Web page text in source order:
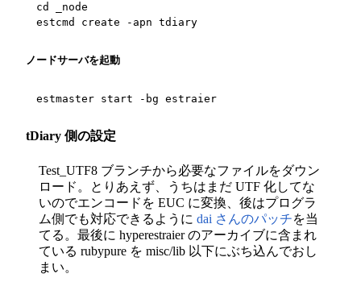
cd _node
estcmd create -apn tdiary
ノードサーバを起動
estmaster start -bg estraier
tDiary 側の設定
Test_UTF8 ブランチから必要なファイルをダウン
ロード。とりあえず、うちはまだ UTF 化してな
いのでエンコードを EUC に変換、後はプログラ
ム側でも対応できるように dai さんのパッチを当
てる。最後に hyperestraier のアーカイブに含まれ
ている rubypure を misc/lib 以下にぶち込んでおし
まい。